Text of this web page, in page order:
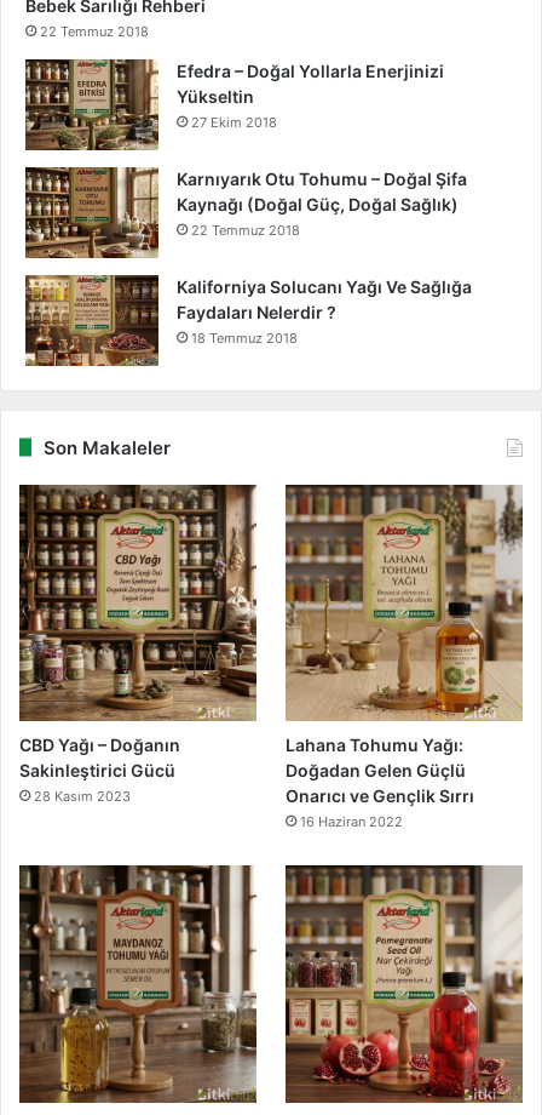
Bebek Sarılığı Rehberi
22 Temmuz 2018
Efedra – Doğal Yollarla Enerjinizi
Yükseltin
27 Ekim 2018
Karnıyarık Otu Tohumu – Doğal Şifa
Kaynağı (Doğal Güç, Doğal Sağlık)
22 Temmuz 2018
Kaliforniya Solucanı Yağı Ve Sağlığa
Faydaları Nelerdir ?
18 Temmuz 2018
Son Makaleler
CBD Yağı – Doğanın
Sakinleştirici Gücü
28 Kasım 2023
Lahana Tohumu Yağı:
Doğadan Gelen Güçlü
Onarıcı ve Gençlik Sırrı
16 Haziran 2022